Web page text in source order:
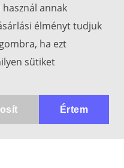
annak
élményt tudjuk
ha ezt
sütiket
Értem